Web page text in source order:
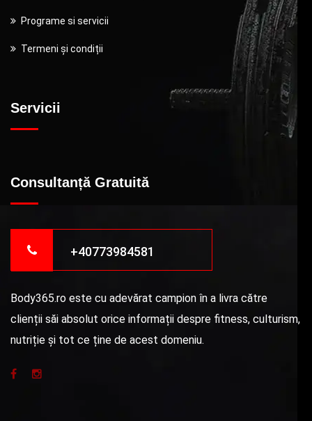
Programe si servicii
Termeni și condiții
Servicii
Consultanță Gratuită
+40773984581
Body365.ro este cu adevărat campion în a livra către
clienții săi absolut orice informații despre fitness, culturism,
nutriție și tot ce ține de acest domeniu.